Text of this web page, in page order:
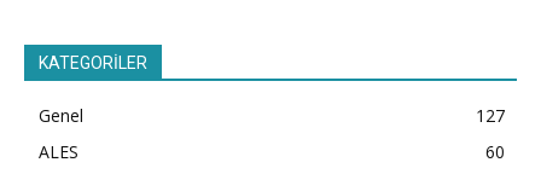
KATEGORİLER
Genel
127
ALES
60